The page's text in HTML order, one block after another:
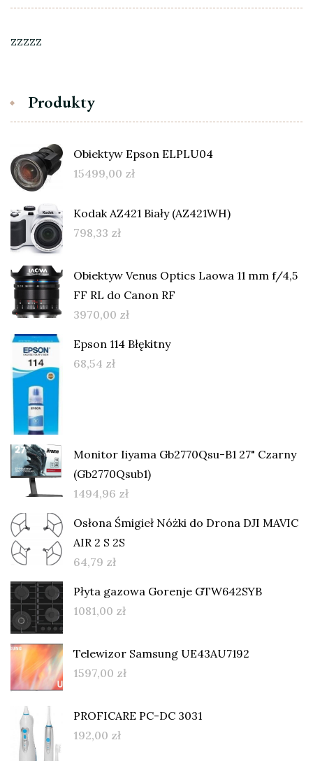
zzzzz
Produkty
Obiektyw Epson ELPLU04
15499,00 zł
Kodak AZ421 Biały (AZ421WH)
798,33 zł
Obiektyw Venus Optics Laowa 11 mm f/4,5
FF RL do Canon RF
3970,00 zł
Epson 114 Błękitny
68,54 zł
Monitor Iiyama Gb2770Qsu-B1 27" Czarny
(Gb2770Qsub1)
1494,96 zł
Osłona Śmigieł Nóżki do Drona DJI MAVIC
AIR 2 S 2S
64,79 zł
Płyta gazowa Gorenje GTW642SYB
1081,00 zł
Telewizor Samsung UE43AU7192
1597,00 zł
PROFICARE PC-DC 3031
192,00 zł